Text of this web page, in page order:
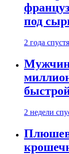
под
2 года спустя
2 недели